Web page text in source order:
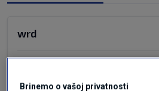
wrd
Brinemo o vašoj privatnosti